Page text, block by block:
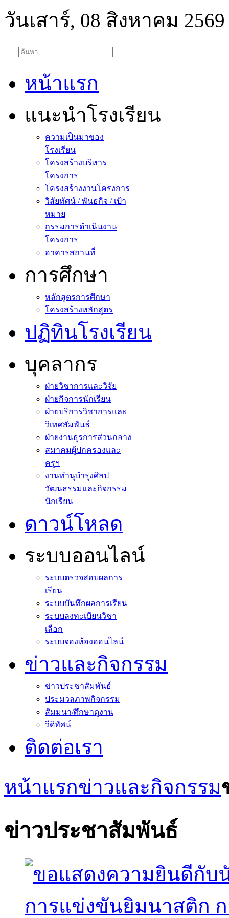
วันเสาร์, 08 สิงหาคม 2569
หน้าแรก
แนะนำโรงเรียน
ความเป็นมาของ
โรงเรียน
โครงสร้างบริหาร
โครงการ
โครงสร้างงานโครงการ
วิสัยทัศน์ / พันธกิจ / เป้า
หมาย
กรรมการดำเนินงาน
โครงการ
อาคารสถานที่
การศึกษา
หลักสูตรการศึกษา
โครงสร้างหลักสูตร
ปฏิทินโรงเรียน
บุคลากร
ฝ่ายวิชาการและวิจัย
ฝ่ายกิจการนักเรียน
ฝ่ายบริการวิชาการและ
วิเทศสัมพันธ์
ฝ่ายงานธุรการส่วนกลาง
สมาคมผู้ปกครองและ
ครูฯ
งานทำนุบำรุงศิลป
วัฒนธรรมและกิจกรรม
นักเรียน
ดาวน์โหลด
ระบบออนไลน์
ระบบตรวจสอบผลการ
เรียน
ระบบบันทึกผลการเรียน
ระบบลงทะเบียนวิชา
เลือก
ระบบจองห้องออนไลน์
ข่าวและกิจกรรม
ข่าวประชาสัมพันธ์
ประมวลภาพกิจกรรม
สัมมนา/ศึกษาดูงาน
วีดิทัศน์
ติดต่อเรา
หน้าแรกข่าวและกิจกรรม
ข่าวประชาสัมพันธ์